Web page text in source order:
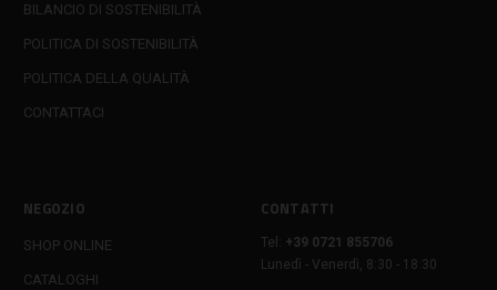
BILANCIO DI SOSTENIBILITÀ
POLITICA DI SOSTENIBILITÀ
POLITICA DELLA QUALITÀ
CONTATTACI
NEGOZIO
SHOP ONLINE
CATALOGHI
CONTATTI
Tel:
+39 0721 855706
Lunedì - Venerdì, 8:30 - 18:30